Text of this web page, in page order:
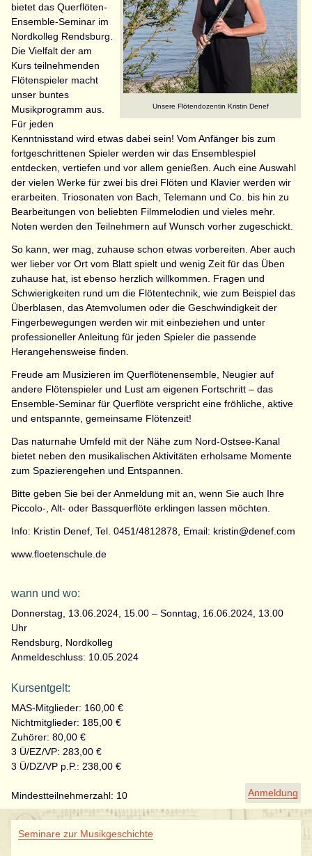
Anmeldung
Unsere Flötendozentin Kristin Denef
bietet das Querflöten-
Ensemble-Seminar im
Nordkolleg Rendsburg.
Die Vielfalt der am
Kurs teilnehmenden
Flötenspieler macht
unser buntes
Musikprogramm aus.
Für jeden
Kenntnisstand wird etwas dabei sein! Vom Anfänger bis zum
fortgeschrittenen Spieler werden wir das Ensemblespiel
entdecken, vertiefen und vor allem genießen. Auch eine Auswahl
der vielen Werke für zwei bis drei Flöten und Klavier werden wir
erarbeiten. Triosonaten von Bach, Telemann und Co. bis hin zu
Bearbeitungen von beliebten Filmmelodien und vieles mehr.
Noten werden den Teilnehmern auf Wunsch vorher zugeschickt.
So kann, wer mag, zuhause schon etwas vorbereiten. Aber auch
wer lieber vor Ort vom Blatt spielt und wenig Zeit für das Üben
zuhause hat, ist ebenso herzlich willkommen. Fragen und
Schwierigkeiten rund um die Flötentechnik, wie zum Beispiel das
Überblasen, das Atemvolumen oder die Geschwindigkeit der
Fingerbewegungen werden wir mit einbeziehen und unter
professioneller Anleitung für jeden Spieler die passende
Herangehensweise finden.
Freude am Musizieren im Querflötenensemble, Neugier auf
andere Flötenspieler und Lust am eigenen Fortschritt – das
Ensemble-Seminar für Querflöte verspricht eine fröhliche, aktive
und entspannte, gemeinsame Flötenzeit!
Das naturnahe Umfeld mit der Nähe zum Nord-Ostsee-Kanal
bietet neben den musikalischen Aktivitäten erholsame Momente
zum Spazierengehen und Entspannen.
Bitte geben Sie bei der Anmeldung mit an, wenn Sie auch Ihre
Piccolo-, Alt- oder Bassquerflöte erklingen lassen möchten.
Info: Kristin Denef, Tel. 0451/4812878, Email: kristin@denef.com
www.floetenschule.de
wann und wo:
Donnerstag, 13.06.2024, 15.00 – Sonntag, 16.06.2024, 13.00
Uhr
Rendsburg, Nordkolleg
Anmeldeschluss: 10.05.2024
Kursentgelt:
MAS-Mitglieder: 160,00 €
Nichtmitglieder: 185,00 €
Zuhörer: 80,00 €
3 Ü/EZ/VP: 283,00 €
3 Ü/DZ/VP p.P.: 238,00 €
Mindestteilnehmerzahl: 10
überspringen
Seminare zur Musikgeschichte